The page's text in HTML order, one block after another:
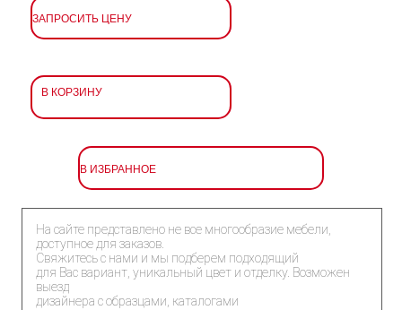
ЗАПРОСИТЬ ЦЕНУ
В КОРЗИНУ
В ИЗБРАННОЕ
На сайте представлено не все многообразие мебели,
доступное для заказов.
Свяжитесь с нами и мы подберем подходящий
для Вас вариант, уникальный цвет и отделку. Возможен
выезд
дизайнера с образцами, каталогами